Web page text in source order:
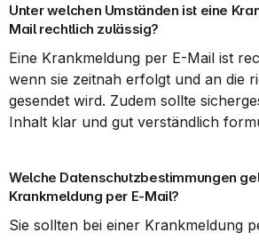
Unter welchen Umständen ist eine
Mail rechtlich zulässig?
Eine Krankmeldung per E-Mail ist
wenn sie zeitnah erfolgt und an die
gesendet wird. Zudem sollte
Inhalt klar und gut verständlich
Welche Datenschutzbestimmungen
Krankmeldung per E-Mail?
Sie sollten bei einer Krankmeldung